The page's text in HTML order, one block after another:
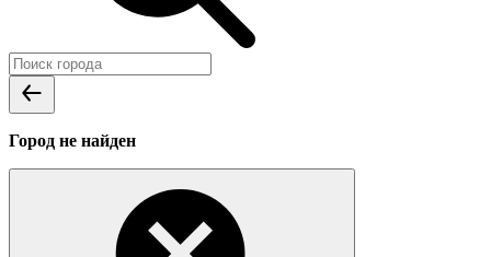
Город не найден